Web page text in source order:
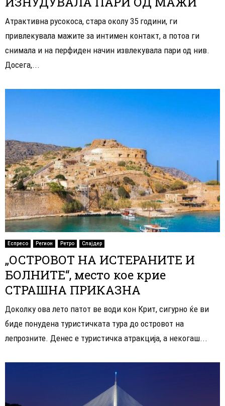
Атрактивна русокоса, стара околу 35 години, ги
привлекувала мажите за интимен контакт, а потоа ги
снимала и на перфиден начин извлекувала пари од нив.
Досега,...
Еспресо Регион Ретро Слајдер
„ОСТРОВОТ НА ИСТЕРАНИТЕ И
БОЛНИТЕ“, место кое крие
СТРАШНА ПРИКАЗНА
Доколку ова лето патот ве води кон Крит, сигурно ќе ви
биде понудена туристичката тура до островот на
лепрозните. Денес е туристичка атракција, а некогаш...